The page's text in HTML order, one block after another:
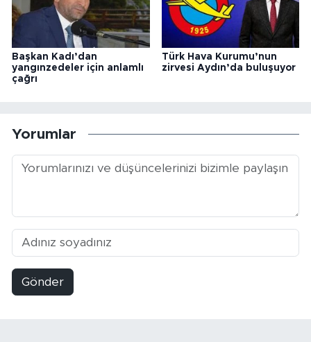
Başkan Kadı’dan
yangınzedeler için anlamlı
çağrı
Türk Hava Kurumu’nun
zirvesi Aydın’da buluşuyor
Yorumlar
Gönder